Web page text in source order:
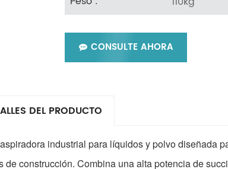
CONSULTE AHORA
DEL PRODUCTO
industrial para líquidos y polvo diseñada
de construcción. Combina una alta potencia de